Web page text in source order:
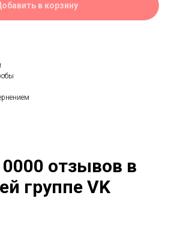
в корзину
отзывов в
группе VK